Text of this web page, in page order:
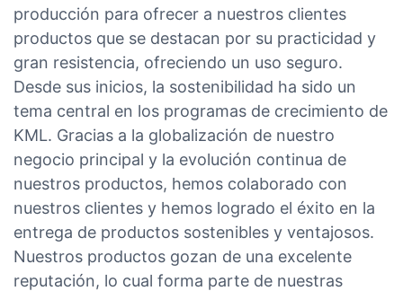
producción para ofrecer a nuestros clientes
productos que se destacan por su practicidad y
gran resistencia, ofreciendo un uso seguro.
Desde sus inicios, la sostenibilidad ha sido un
tema central en los programas de crecimiento de
KML. Gracias a la globalización de nuestro
negocio principal y la evolución continua de
nuestros productos, hemos colaborado con
nuestros clientes y hemos logrado el éxito en la
entrega de productos sostenibles y ventajosos.
Nuestros productos gozan de una excelente
reputación, lo cual forma parte de nuestras